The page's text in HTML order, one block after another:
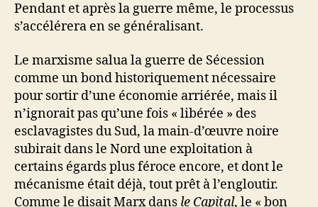
Pendant et après la guerre même, le processus
s’accélérera en se généralisant.
Le marxisme salua la guerre de Sécession
comme un bond historiquement nécessaire
pour sortir d’une économie arriérée, mais il
n’ignorait pas qu’une fois « libérée » des
esclavagistes du Sud, la main-d’œuvre noire
subirait dans le Nord une exploitation à
certains égards plus féroce encore, et dont le
mécanisme était déjà, tout prêt à l’engloutir.
Comme le disait Marx dans le Capital, le « bon